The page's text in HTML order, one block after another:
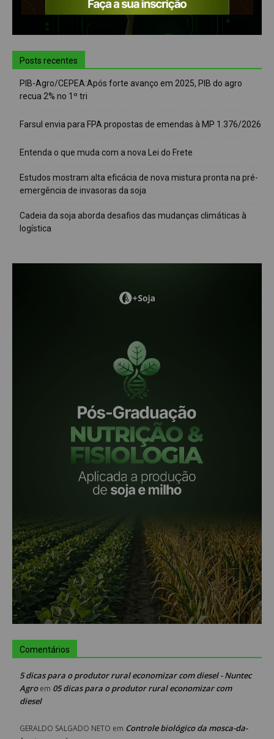
Posts recentes
PIB-Agro/CEPEA:Após forte avanço em 2025, PIB do agro
recua 2% no 1º tri
Farsul envia para FPA propostas de emendas à MP 1.376/2026
Entenda o que muda com a nova Lei do Frete
Estudos mostram alta eficácia de nova mistura pronta na pré-
emergência de invasoras da soja
Cadeia da soja aborda desafios das mudanças climáticas à
logística
Comentários
5 dicas para o produtor rural economizar com diesel - Nuntec
Agroem 05 dicas para o produtor rural economizar com
diesel
GERALDO SALGADO NETO em Controle biológico da mosca-da-